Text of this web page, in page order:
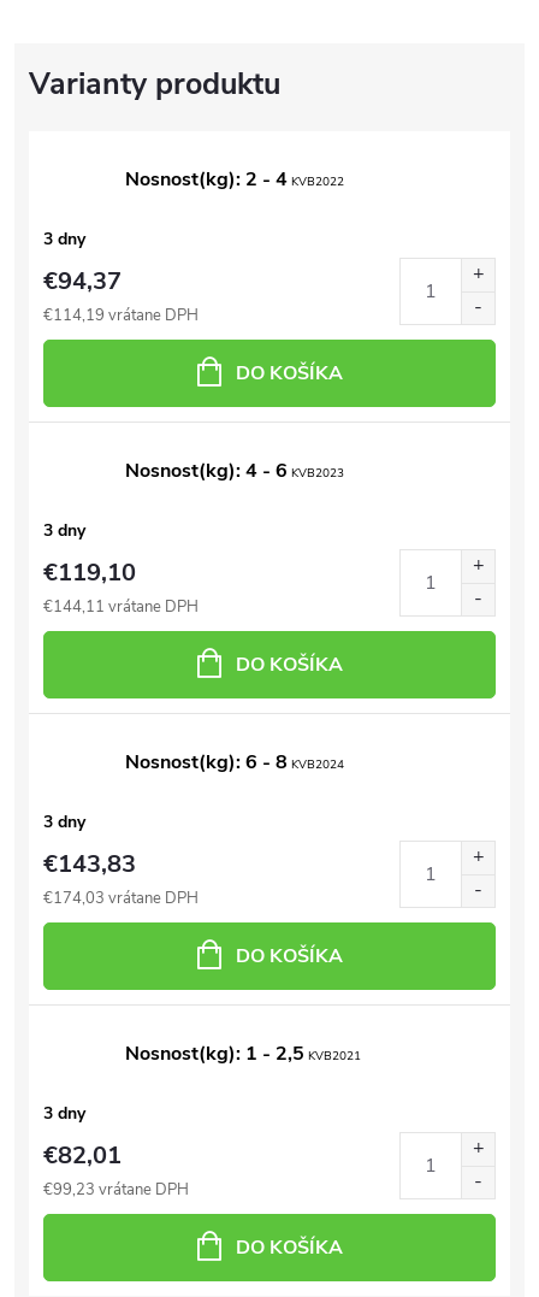
Nosnost(kg): 2 - 4 KVB2022
3 dny
€94,37
€114,19 vrátane DPH
DO KOŠÍKA
Nosnost(kg): 4 - 6 KVB2023
3 dny
€119,10
€144,11 vrátane DPH
DO KOŠÍKA
Nosnost(kg): 6 - 8 KVB2024
3 dny
€143,83
€174,03 vrátane DPH
DO KOŠÍKA
Nosnost(kg): 1 - 2,5 KVB2021
3 dny
€82,01
€99,23 vrátane DPH
DO KOŠÍKA